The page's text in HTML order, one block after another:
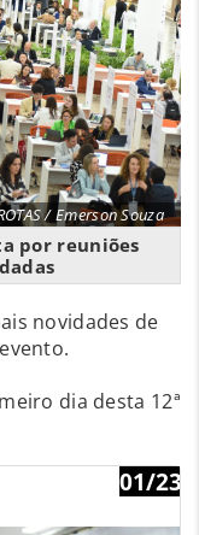
/ Emerson Souza
por reuniões
novidades de
dia desta 12ª
01/23